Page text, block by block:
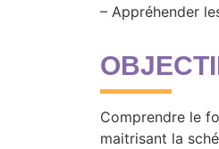
– Appréhender
Comprendre le
maitrisant la